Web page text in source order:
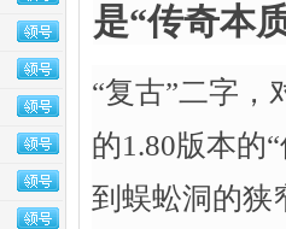
是“传奇本
“复古”二字，
的1.80版本的
到蜈蚣洞的狭